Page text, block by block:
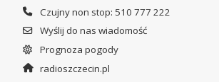
Czujny non stop: 510 777 222
Wyślij do nas wiadomość
Prognoza pogody
radioszczecin.pl